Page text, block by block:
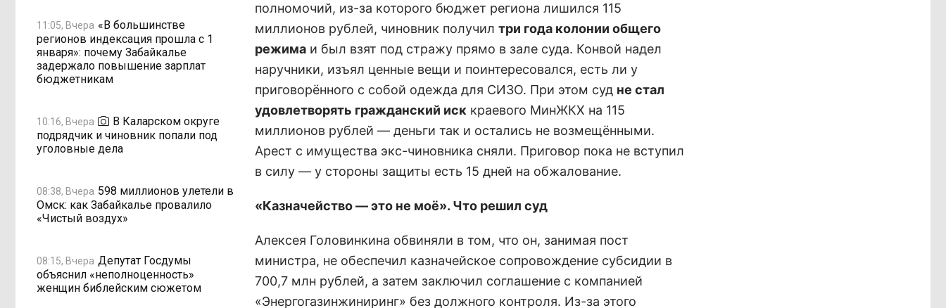
11:05, Вчера «В большинстве
регионов индексация прошла с 1
января»: почему Забайкалье
задержало повышение зарплат
бюджетникам
10:16, Вчера
В Каларском округе
подрядчик и чиновник попали под
уголовные дела
08:38, Вчера 598 миллионов улетели в
Омск: как Забайкалье провалило
«Чистый воздух»
08:15, Вчера Депутат Госдумы
объяснил «неполноценность»
женщин библейским сюжетом
полномочий, из-за которого бюджет региона лишился 115
миллионов рублей, чиновник получил три года колонии общего
режима и был взят под стражу прямо в зале суда. Конвой надел
наручники, изъял ценные вещи и поинтересовался, есть ли у
приговорённого с собой одежда для СИЗО. При этом суд не стал
удовлетворять гражданский иск краевого МинЖКХ на 115
миллионов рублей — деньги так и остались не возмещёнными.
Арест с имущества экс-чиновника сняли. Приговор пока не вступил
в силу — у стороны защиты есть 15 дней на обжалование.
«Казначейство — это не моё». Что решил суд
Алексея Головинкина обвиняли в том, что он, занимая пост
министра, не обеспечил казначейское сопровождение субсидии в
700,7 млн рублей, а затем заключил соглашение с компанией
«Энергогазинжиниринг» без должного контроля. Из-за этого